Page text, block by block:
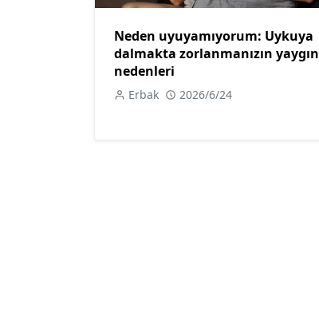
Neden uyuyamıyorum: Uykuya
dalmakta zorlanmanızın yaygın
nedenleri
Erbak 2026/6/24